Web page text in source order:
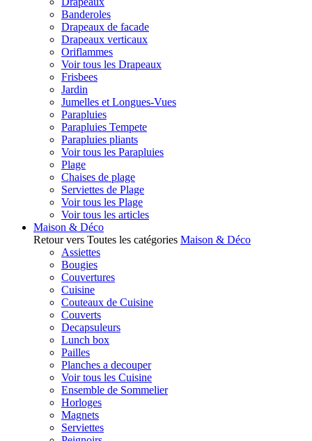
Banderoles
Drapeaux de facade
Drapeaux verticaux
Oriflammes
Voir tous les Drapeaux
Frisbees
Jardin
Jumelles et Longues-Vues
Parapluies
Parapluies Tempete
Parapluies pliants
Voir tous les Parapluies
Plage
Chaises de plage
Serviettes de Plage
Voir tous les Plage
Voir tous les articles
Maison & Déco
Retour vers Toutes les catégories Maison & Déco
Assiettes
Bougies
Couvertures
Cuisine
Couteaux de Cuisine
Couverts
Decapsuleurs
Lunch box
Pailles
Planches a decouper
Voir tous les Cuisine
Ensemble de Sommelier
Horloges
Magnets
Serviettes